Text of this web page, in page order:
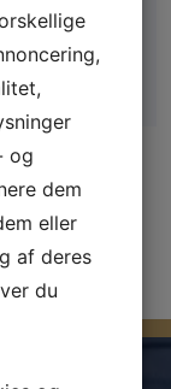
og
dem
eller
af deres
du